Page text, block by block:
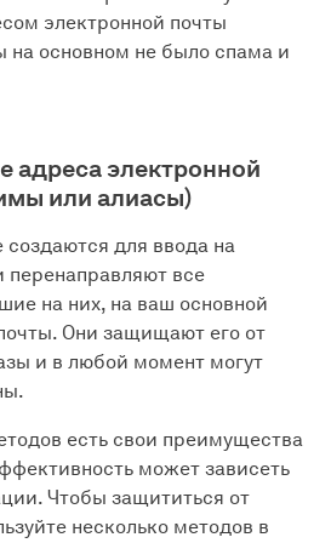
электронной почты
на основном не было спама и
адреса электронной
или алиасы)
для ввода на
перенаправляют все
на них, на ваш основной
Они защищают его от
и в любой момент могут
есть свои преимущества
может зависеть
Чтобы защититься от
несколько методов в